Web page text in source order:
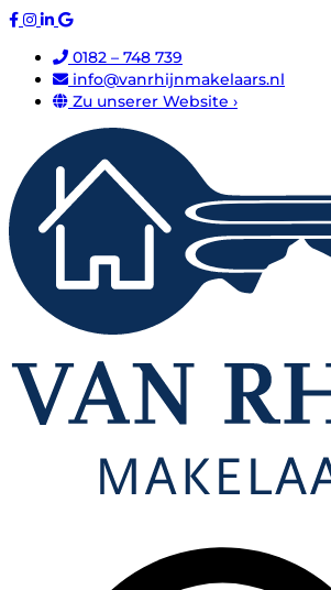
0182 – 748 739
info@vanrhijnmakelaars.nl
Zu unserer Website ›